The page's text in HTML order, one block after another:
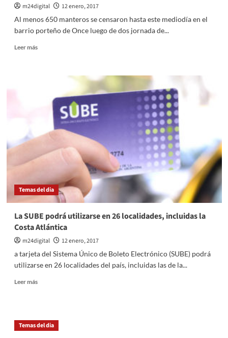
evaluación
calidad
educativa
m24digital
12 enero, 2017
Al menos 650 manteros se censaron hasta este mediodía en el
barrio porteño de Once luego de dos jornada de...
Leer másLeer
resolviendo
problema
Temas del dia
La SUBE podrá utilizarse en 26 localidades, incluidas la
Costa Atlántica
m24digital
12 enero, 2017
a tarjeta del Sistema Único de Boleto Electrónico (SUBE) podrá
utilizarse en 26 localidades del país, incluidas las de la...
Leer másLeer
SUBE
podrá
Temas del dia